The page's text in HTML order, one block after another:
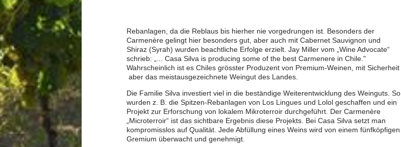
Rebanlagen, da die Reblaus bis hierher nie vorgedrungen ist. Besonders der
Carmenère gelingt hier besonders gut, aber auch mit Cabernet Sauvignon und
Shiraz (Syrah) wurden beachtliche Erfolge erzielt. Jay Miller vom „Wine Advocate“
schrieb: „... Casa Silva is producing some of the best Carmenere in Chile."
Wahrscheinlich ist es Chiles grösster Produzent von Premium-Weinen, mit Sicherheit
aber das meistausgezeichnete Weingut des Landes.
Die Familie Silva investiert viel in die beständige Weiterentwicklung des Weinguts. So
wurden z. B. die Spitzen-Rebanlagen von Los Lingues und Lolol geschaffen und ein
Projekt zur Erforschung von lokalem Mikroterroir durchgeführt. Der Carmenère
„Microterroir“ ist das sichtbare Ergebnis diese Projekts. Bei Casa Silva setzt man
kompromisslos auf Qualität. Jede Abfüllung eines Weins wird von einem fünfköpfigen
Gremium überwacht und genehmigt.